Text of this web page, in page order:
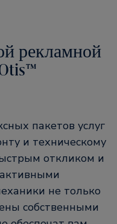
рекламной
пакетов услуг
и техническому
откликом и
не только
собственными